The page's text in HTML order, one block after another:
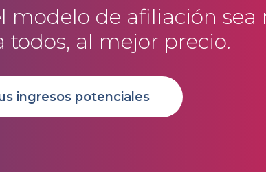
modelo de afiliación sea
todos, al mejor precio.
ingresos potenciales